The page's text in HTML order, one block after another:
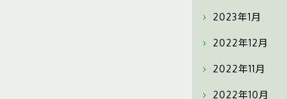
2023年1月
2022年12月
2022年11月
2022年10月